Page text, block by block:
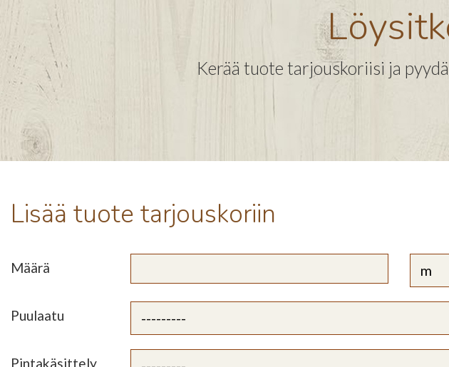
Kerää tuote tarjouskoriisi ja
Lisää tuote tarjouskoriin
Määrä
Puulaatu
Pintakäsittely